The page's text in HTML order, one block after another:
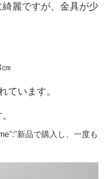
麗ですが、金具が少
ています。
新品で購入し、一度も